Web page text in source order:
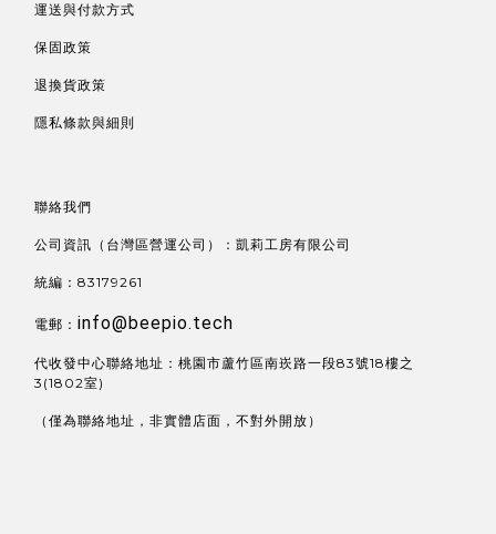
運送與付款方式
保固政策
退換貨政策
隱私條款與細則
聯絡我們
公司資訊（台灣區營運公司）：凱莉工房有限公司
統編：83179261
電郵： info@beepio.tech
代收發中心聯絡地址：桃園市蘆竹區南崁路一段83號18樓之
3(1802室)
（僅為聯絡地址，非實體店面，不對外開放）